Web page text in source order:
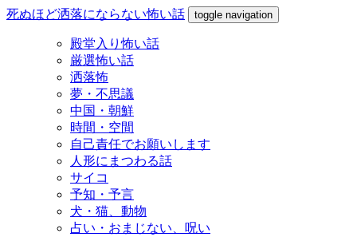
死ぬほど洒落にならない怖い話 toggle navigation
殿堂入り怖い話
厳選怖い話
洒落怖
夢・不思議
中国・朝鮮
時間・空間
自己責任でお願いします
人形にまつわる話
サイコ
予知・予言
犬・猫、動物
占い・おまじない、呪い